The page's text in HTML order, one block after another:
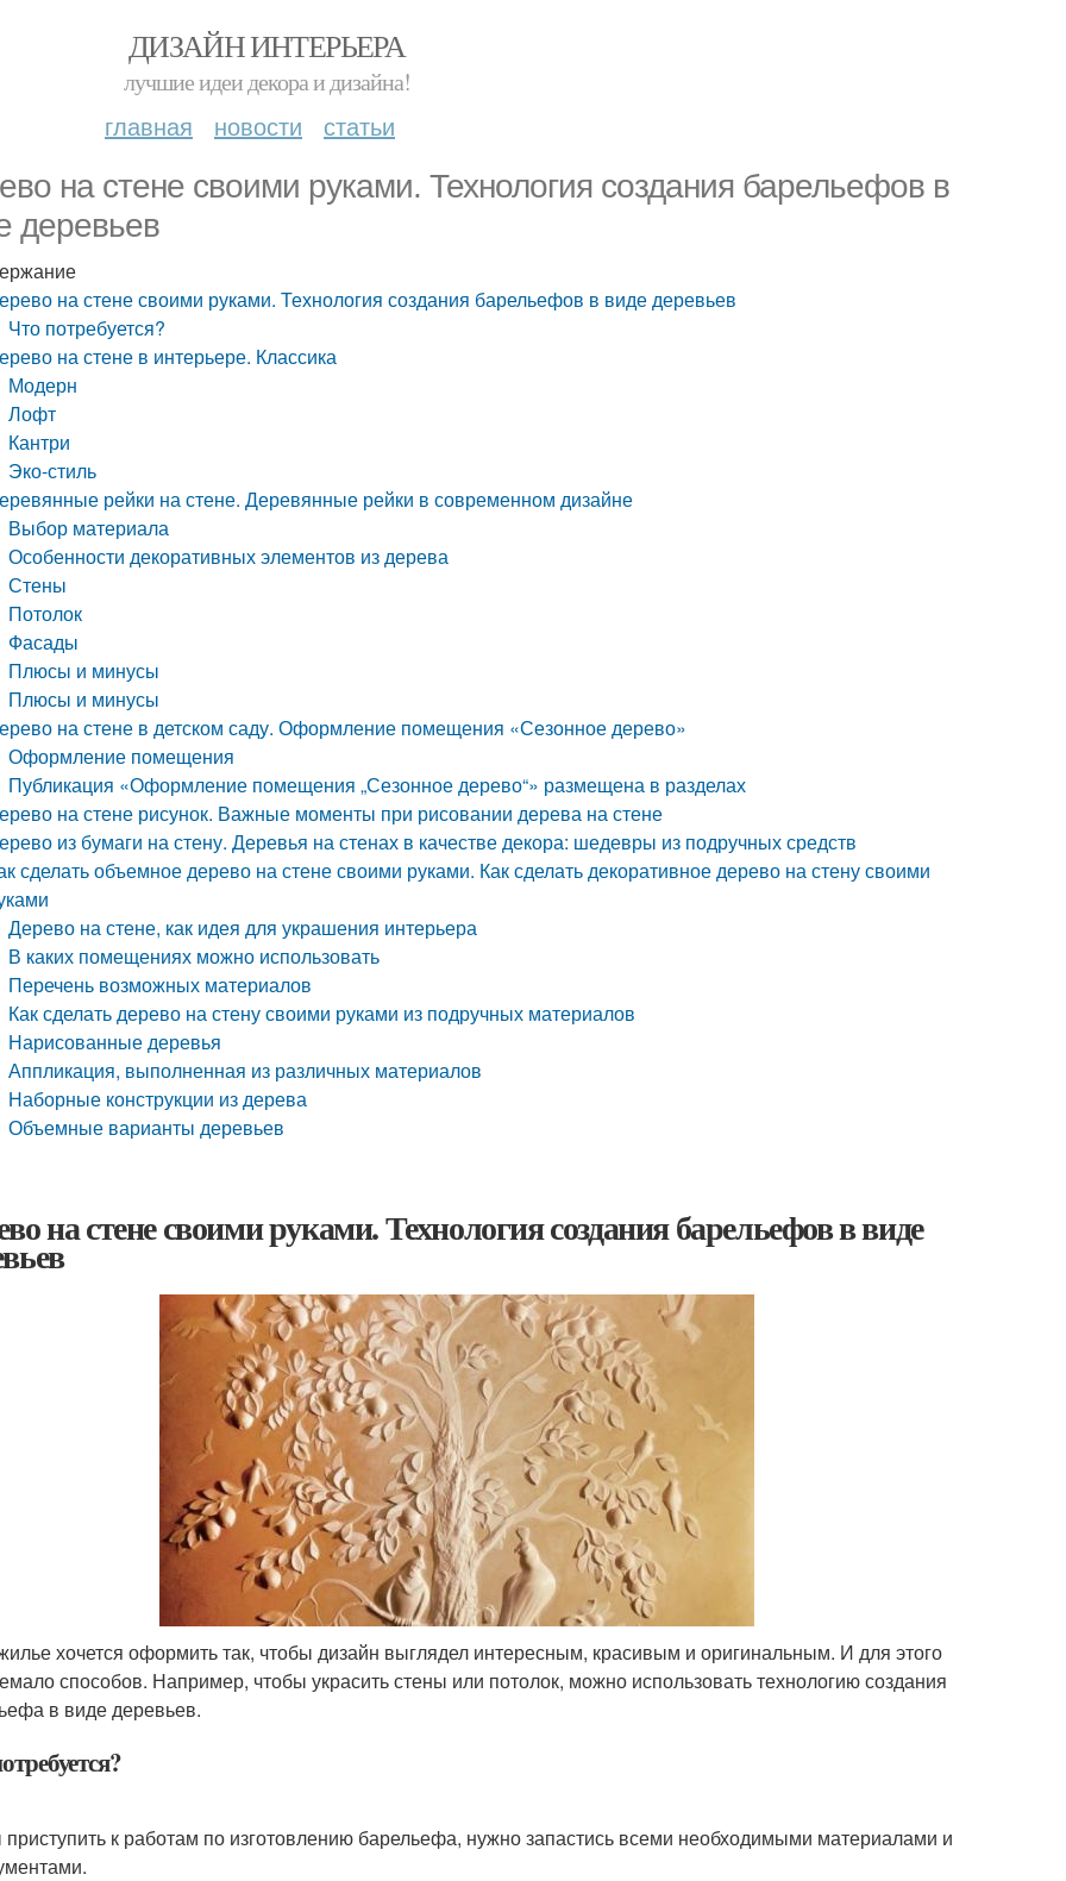
ДИЗАЙН ИНТЕРЬЕРА
лучшие идеи декора и дизайна!
главная новости статьи
на стене своими руками. Технология создания барельефов в
деревьев
на стене своими руками. Технология создания барельефов в виде деревьев
Что потребуется?
на стене в интерьере. Классика
Модерн
Лофт
Кантри
Эко-стиль
рейки на стене. Деревянные рейки в современном дизайне
Выбор материала
Особенности декоративных элементов из дерева
Стены
Потолок
Фасады
Плюсы и минусы
Плюсы и минусы
на стене в детском саду. Оформление помещения «Сезонное дерево»
Оформление помещения
Публикация «Оформление помещения „Сезонное дерево“» размещена в разделах
на стене рисунок. Важные моменты при рисовании дерева на стене
из бумаги на стену. Деревья на стенах в качестве декора: шедевры из подручных средств
сделать объемное дерево на стене своими руками. Как сделать декоративное дерево на стену своими
Дерево на стене, как идея для украшения интерьера
В каких помещениях можно использовать
Перечень возможных материалов
Как сделать дерево на стену своими руками из подручных материалов
Нарисованные деревья
Аппликация, выполненная из различных материалов
Наборные конструкции из дерева
Объемные варианты деревьев
на стене своими руками. Технология создания барельефов в виде
хочется оформить так, чтобы дизайн выглядел интересным, красивым и оригинальным. И для этого
способов. Например, чтобы украсить стены или потолок, можно использовать технологию создания
в виде деревьев.
к работам по изготовлению барельефа, нужно запастись всеми необходимыми материалами и